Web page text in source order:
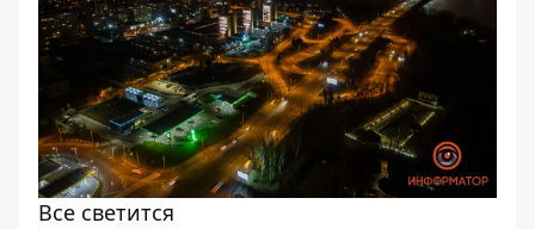
Все светится